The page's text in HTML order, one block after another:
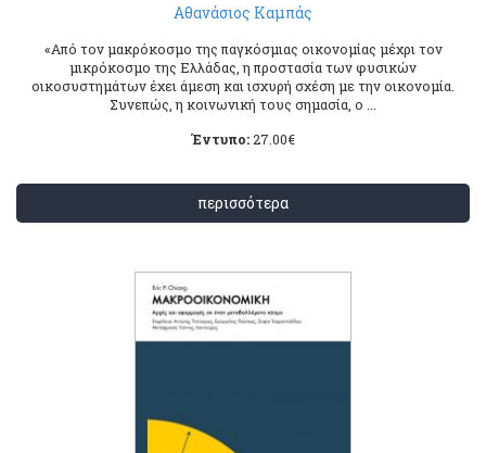
Αθανάσιος Καμπάς
«Από τον μακρόκοσμο της παγκόσμιας οικονομίας μέχρι τον
μικρόκοσμο της Ελλάδας, η προστασία των φυσικών
οικοσυστημάτων έχει άμεση και ισχυρή σχέση με την οικονομία.
Συνεπώς, η κοινωνική τους σημασία, ο ...
Έντυπο: 27.00€
περισσότερα